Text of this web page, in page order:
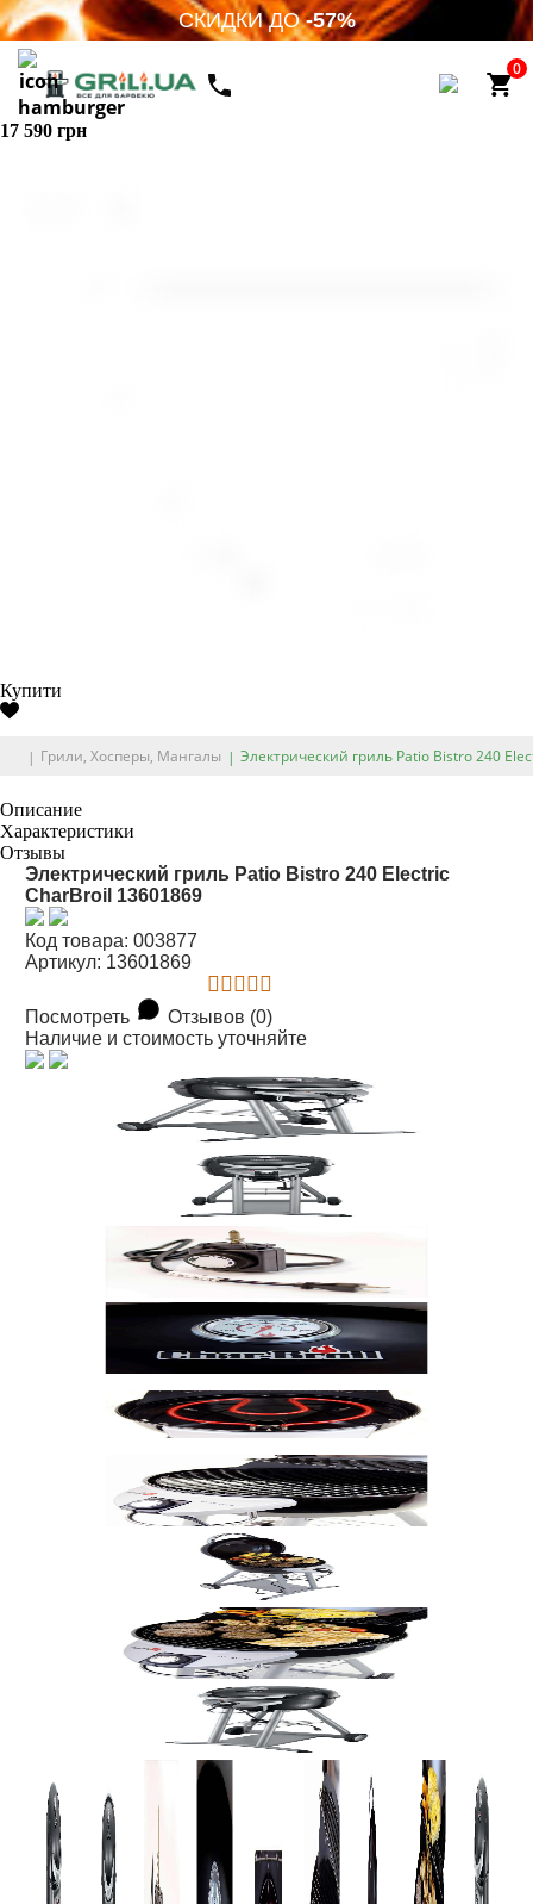
СКИДКИ ДО-57%
0
17 590 грн
Купити
Грили, Хосперы, Мангалы Электрический гриль Patio Bistro 240
Описание
Характеристики
Отзывы
Электрический гриль Patio Bistro 240 Electric
CharBroil 13601869
Код товара: 003877
Артикул: 13601869
Посмотреть
Отзывов (0)
Наличие и стоимость уточняйте